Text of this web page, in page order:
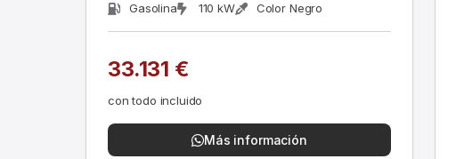
Gasolina
110 kW Color Negro
33.131 €
con todo incluido
Más información